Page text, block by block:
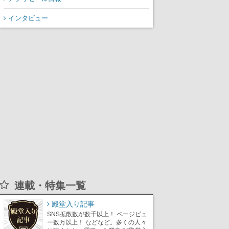
インタビュー
連載・特集一覧
殿堂入り記事
SNS拡散数が数千以上！ ページビュ
ー数万以上！ などなど。多くの人々